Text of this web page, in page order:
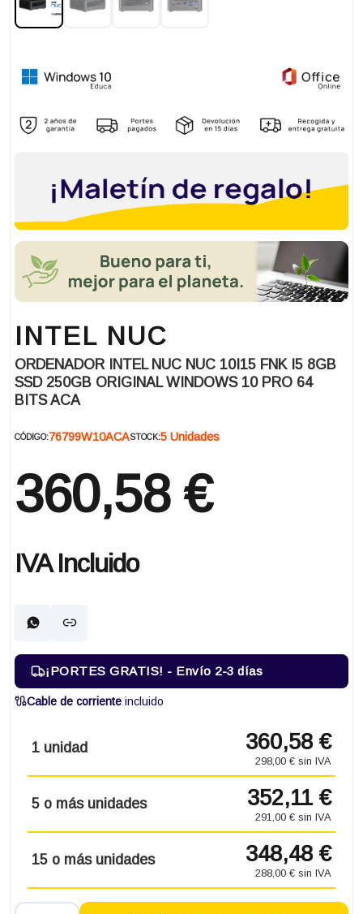
INTEL NUC
ORDENADOR INTEL NUC NUC 10I15 FNK I5 8GB
SSD 250GB ORIGINAL WINDOWS 10 PRO 64
BITS ACA
CÓDIGO:76799W10ACASTOCK:5 Unidades
360,58 €
IVA Incluido
¡PORTES GRATIS! - Envío 2-3 días
Cable de corriente incluido
1 unidad 360,58 €
298,00 € sin IVA
5 o más unidades 352,11 €
291,00 € sin IVA
15 o más unidades 348,48 €
288,00 € sin IVA